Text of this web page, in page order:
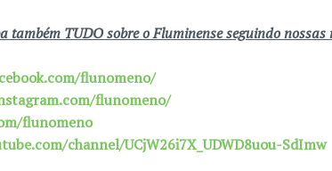
também TUDO sobre o Fluminense seguindo nossas
flunomeno/
flunomeno/
flunomeno
channel/UCjW26i7X_UDWD8uou-SdImw